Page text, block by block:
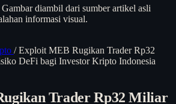
diambil dari sumber artikel asli
informasi visual.
/ Exploit MEB Rugikan Trader Rp32
DeFi bagi Investor Kripto Indonesia
Trader Rp32 Miliar